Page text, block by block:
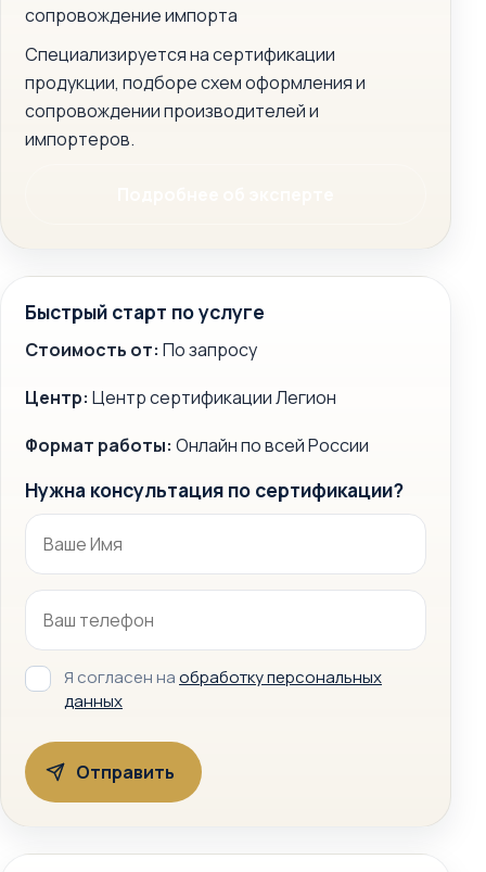
сопровождение импорта
Специализируется на сертификации
продукции, подборе схем оформления и
сопровождении производителей и
импортеров.
Быстрый старт по услуге
Стоимость от: По запросу
Центр: Центр сертификации Легион
Формат работы: Онлайн по всей России
Нужна консультация по сертификации?
Я согласен наобработку персональных
данных